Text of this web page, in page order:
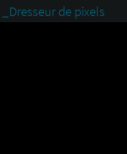
_Dresseur de pixels